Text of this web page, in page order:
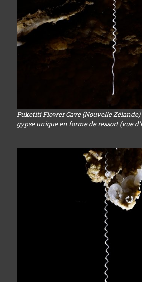
Puketiti Flower Cave (Nouvelle Zélande)
gypse unique en forme de ressort (vue